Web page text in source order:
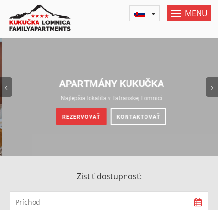
MENU
APARTMÁNY KUKUČKA
Najlepšia lokalita v Tatranskej Lomnici
REZERVOVAŤ KONTAKTOVAŤ
Previous
Zistiť dostupnosť: